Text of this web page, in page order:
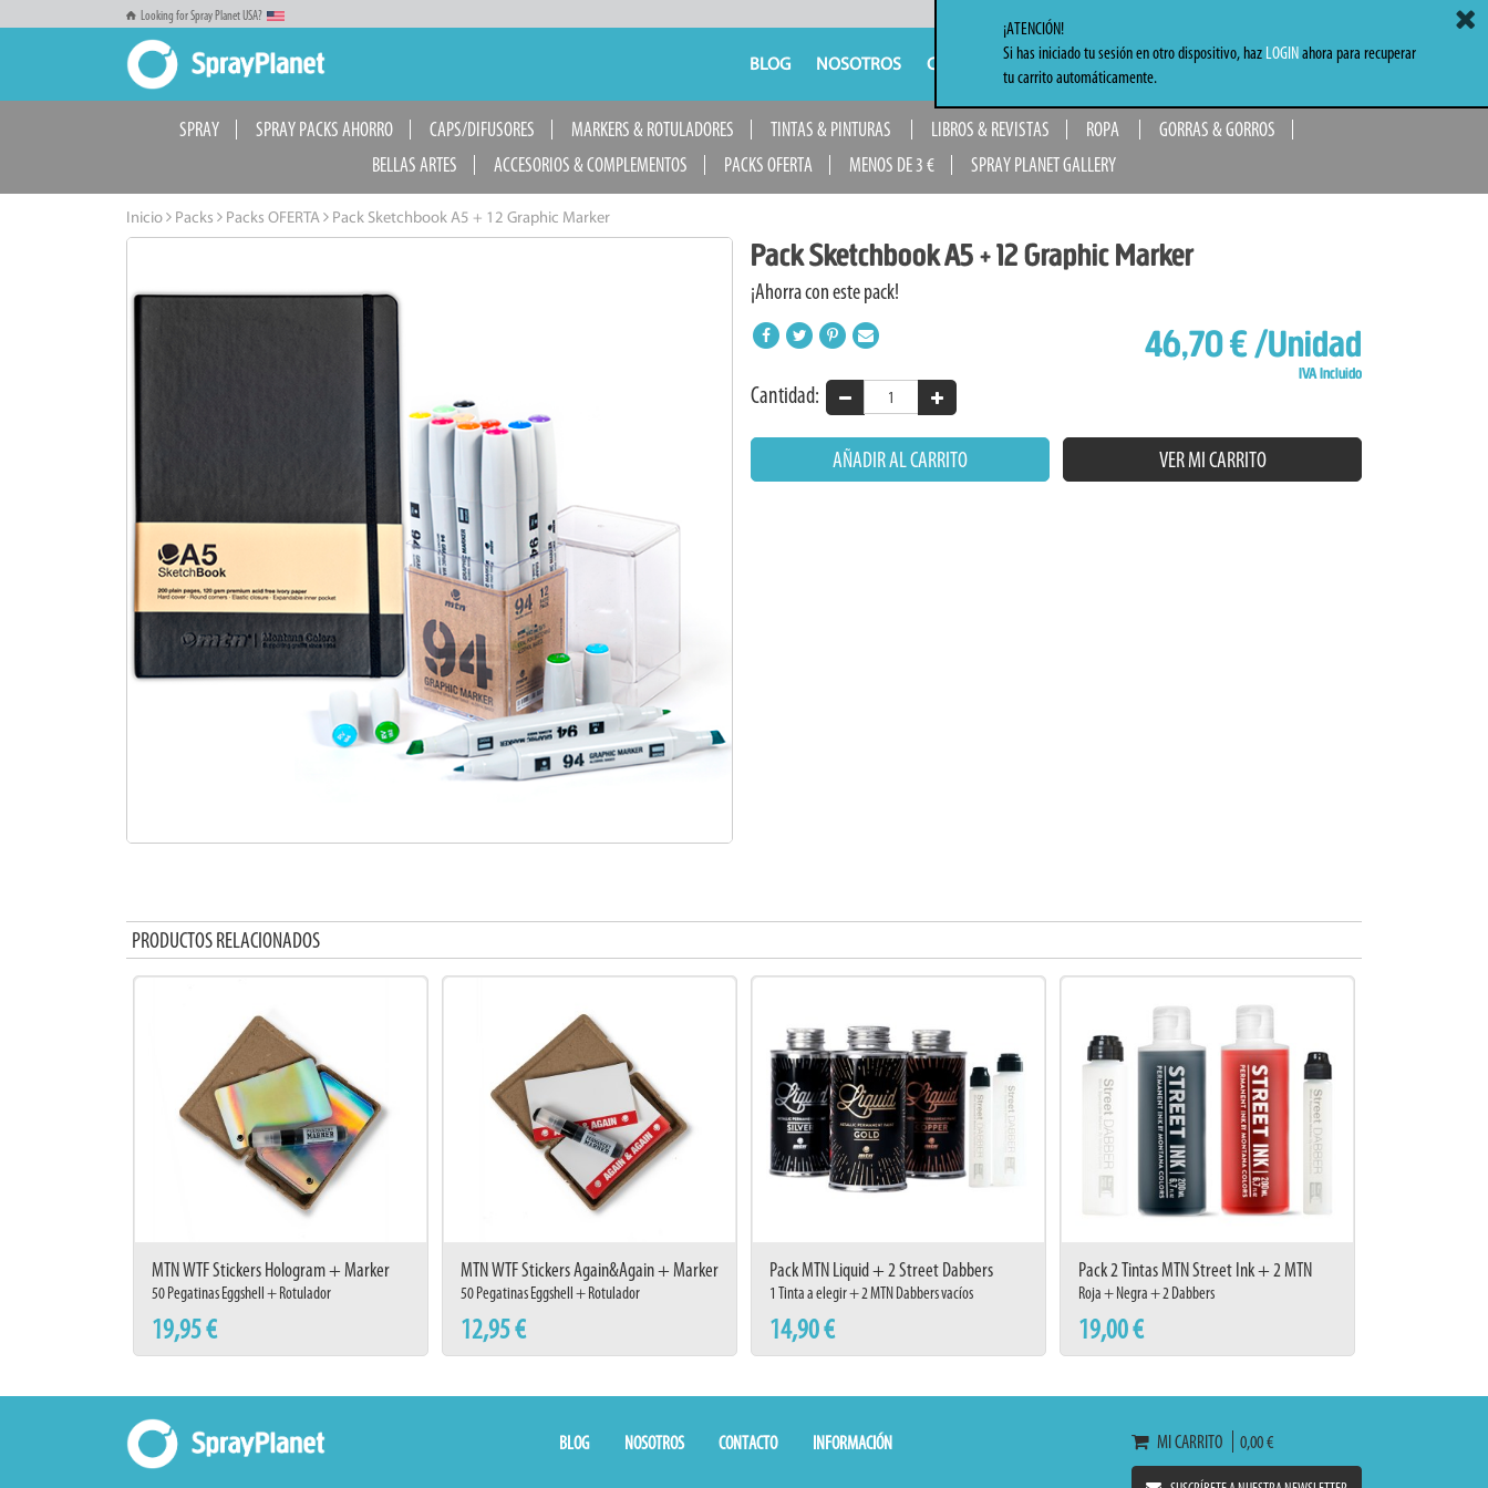
Looking for Spray Planet USA?
BLOG NOSOTROS CONTACTO
SPRAY SPRAY PACKS AHORRO CAPS/DIFUSORES MARKERS & ROTULADORES TINTAS & PINTURAS LIBROS & REVISTAS ROPA
GORRAS & GORROS
BELLAS ARTES
ACCESORIOS & COMPLEMENTOS PACKS OFERTA MENOS DE 3 € SPRAY PLANET GALLERY
Inicio Packs Packs OFERTA Pack Sketchbook A5 + 12 Graphic Marker
Pack Sketchbook A5 + 12 Graphic Marker
¡Ahorra con este pack!
46,70 €/Unidad
IVA Incluido
Cantidad:
AÑADIR AL CARRITO VER MI CARRITO
PRODUCTOS RELACIONADOS
MTN WTF Stickers Hologram + Marker
50 Pegatinas Eggshell + Rotulador
19,95 €
MTN WTF Stickers Again&Again + Marker
50 Pegatinas Eggshell + Rotulador
12,95 €
Pack MTN Liquid + 2 Street Dabbers
1 Tinta a elegir + 2 MTN Dabbers vacíos
14,90 €
Pack 2 Tintas MTN Street Ink + 2 MTN
Street Dabbers
Roja + Negra + 2 Dabbers
19,00 €
BLOG NOSOTROS CONTACTO INFORMACIÓN MI CARRITO 0,00 €
¡ATENCIÓN!
Si has iniciado tu sesión en otro dispositivo, haz LOGINahora para recuperar
tu carrito automáticamente.